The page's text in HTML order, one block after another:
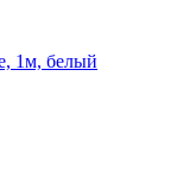
1м, белый